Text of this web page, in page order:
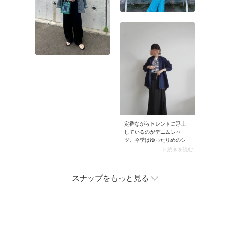
定番ながらトレンドに浮上
しているのがデニムシャ
ツ。今季はゆったりめのシ
ルエットが人気です。きれ
ルオーバーを着るときのア
> 続きを読む
スナップをもっと見る